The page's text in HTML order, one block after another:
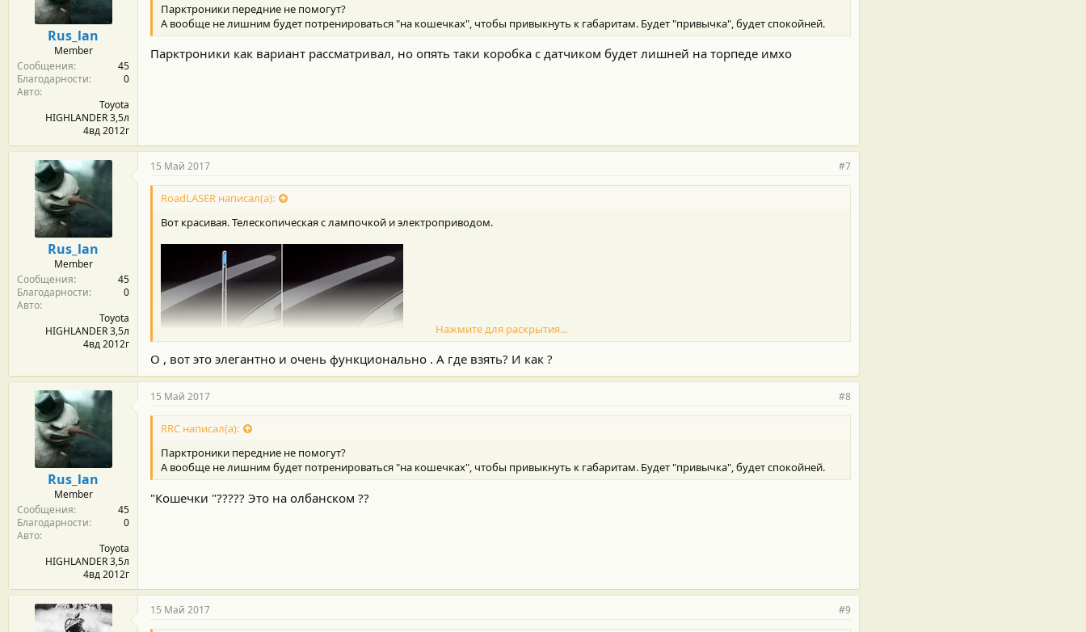
Rus_lan
Member
Сообщения
45
Благодарности
0
Авто
Toyota
HIGHLANDER 3,5л
4вд 2012г
Парктроники передние не помогут?
А вообще не лишним будет потренироваться "на кошечках", чтобы привыкнуть к габаритам. Будет "привычка", будет спокойней.
Парктроники как вариант рассматривал, но опять таки коробка с датчиком будет лишней на торпеде имхо
Rus_lan
Member
Сообщения
45
Благодарности
0
Авто
Toyota
HIGHLANDER 3,5л
4вд 2012г
15 Май 2017 #7
RoadLASER написал(а):
Вот красивая. Телескопическая с лампочкой и электроприводом.
Нажмите для раскрытия...
О , вот это элегантно и очень функционально . А где взять? И как ?
Rus_lan
Member
Сообщения
45
Благодарности
0
Авто
Toyota
HIGHLANDER 3,5л
4вд 2012г
15 Май 2017 #8
RRC написал(а):
Парктроники передние не помогут?
А вообще не лишним будет потренироваться "на кошечках", чтобы привыкнуть к габаритам. Будет "привычка", будет спокойней.
"Кошечки "????? Это на олбанском ??
15 Май 2017 #9